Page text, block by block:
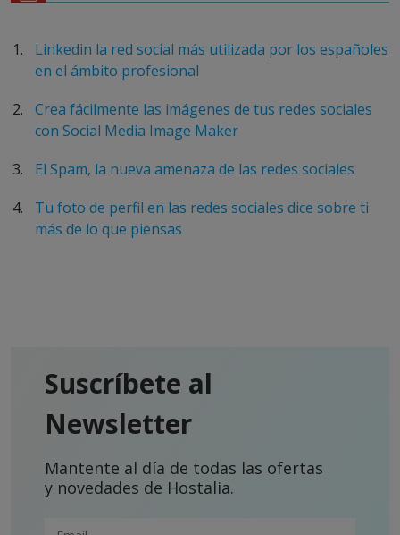
Linkedin la red social más utilizada por los españoles
en el ámbito profesional
Crea fácilmente las imágenes de tus redes sociales
con Social Media Image Maker
El Spam, la nueva amenaza de las redes sociales
Tu foto de perfil en las redes sociales dice sobre ti
más de lo que piensas
Suscríbete al
Newsletter
Mantente al día de todas las ofertas
y novedades de Hostalia.